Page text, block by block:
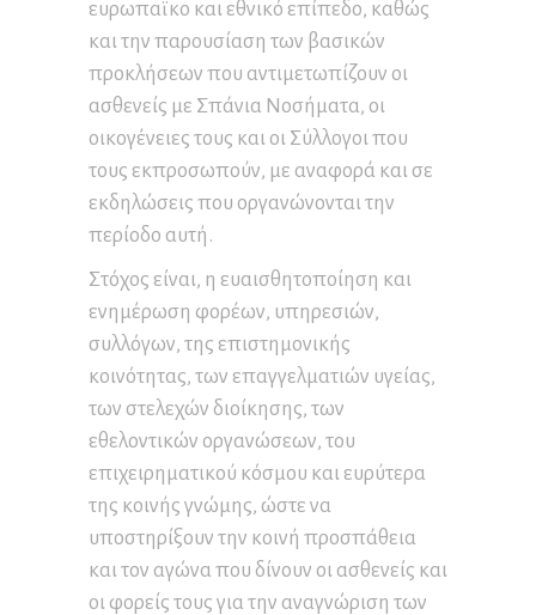
ευρωπαϊκο και εθνικό επίπεδο, καθώς
και την παρουσίαση των βασικών
προκλήσεων που αντιμετωπίζουν οι
ασθενείς με Σπάνια Νοσήματα, οι
οικογένειες τους και οι Σύλλογοι που
τους εκπροσωπούν, με αναφορά και σε
εκδηλώσεις που οργανώνονται την
περίοδο αυτή.
Στόχος είναι, η ευαισθητοποίηση και
ενημέρωση φορέων, υπηρεσιών,
συλλόγων, της επιστημονικής
κοινότητας, των επαγγελματιών υγείας,
των στελεχών διοίκησης, των
εθελοντικών οργανώσεων, του
επιχειρηματικού κόσμου και ευρύτερα
της κοινής γνώμης, ώστε να
υποστηρίξουν την κοινή προσπάθεια
και τον αγώνα που δίνουν οι ασθενείς και
οι φορείς τους για την αναγνώριση των